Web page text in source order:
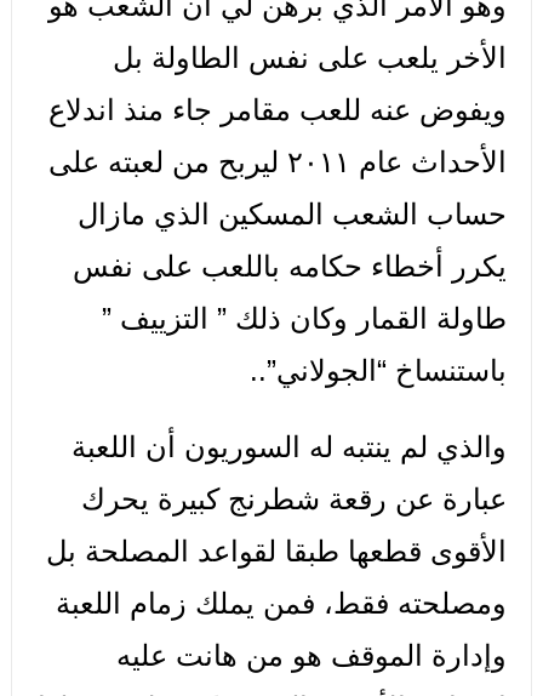
الأخر يلعب على نفس الطاولة بل
ويفوض عنه للعب مقامر جاء منذ اندلاع
الأحداث عام ٢٠١١ ليربح من لعبته على
حساب الشعب المسكين الذي مازال
يكرر أخطاء حكامه باللعب على نفس
طاولة القمار وكان ذلك ” التزييف ”
باستنساخ “الجولاني”..
والذي لم ينتبه له السوريون أن اللعبة
عبارة عن رقعة شطرنج كبيرة يحرك
الأقوى قطعها طبقا لقواعد المصلحة بل
ومصلحته فقط، فمن يملك زمام اللعبة
وإدارة الموقف هو من هانت عليه